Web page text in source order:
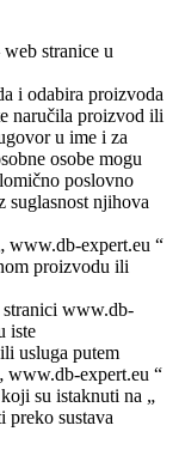
web stranice u
i odabira proizvoda
naručila proizvod ili
u ime i za
osobe mogu
poslovno
suglasnost njihova
www.db-expert.eu “
proizvodu ili
stranici www.db-
iste
usluga putem
www.db-expert.eu “
su istaknuti na „
preko sustava